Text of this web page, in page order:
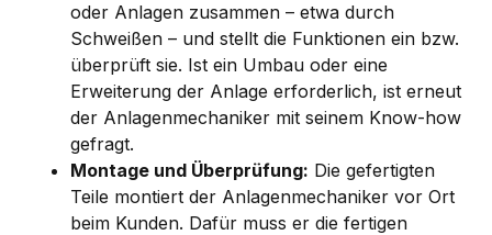
oder Anlagen zusammen – etwa durch
Schweißen – und stellt die Funktionen ein bzw.
überprüft sie. Ist ein Umbau oder eine
Erweiterung der Anlage erforderlich, ist erneut
der Anlagenmechaniker mit seinem Know-how
gefragt.
Montage und Überprüfung: Die gefertigten
Teile montiert der Anlagenmechaniker vor Ort
beim Kunden. Dafür muss er die fertigen